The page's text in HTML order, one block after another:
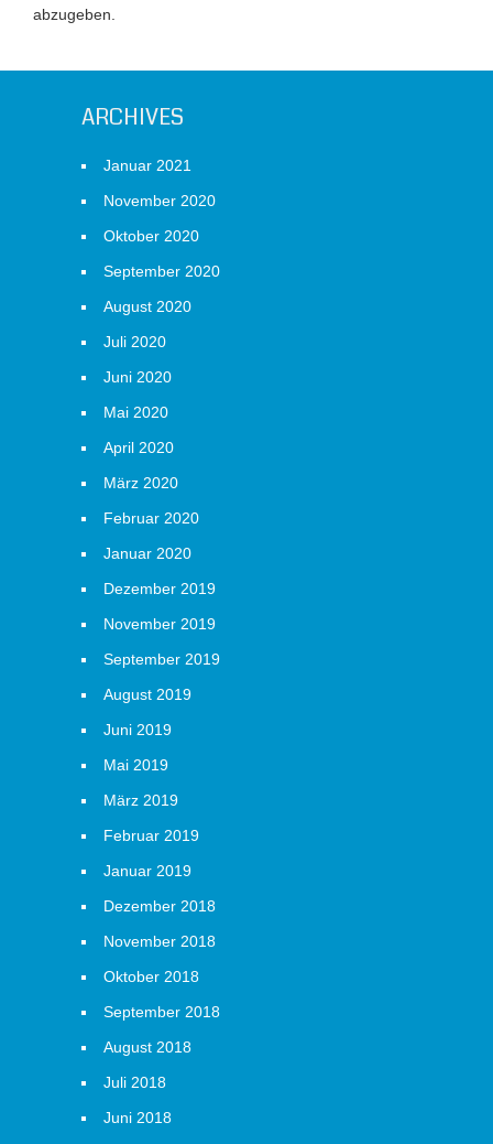
abzugeben.
ARCHIVES
Januar 2021
November 2020
Oktober 2020
September 2020
August 2020
Juli 2020
Juni 2020
Mai 2020
April 2020
März 2020
Februar 2020
Januar 2020
Dezember 2019
November 2019
September 2019
August 2019
Juni 2019
Mai 2019
März 2019
Februar 2019
Januar 2019
Dezember 2018
November 2018
Oktober 2018
September 2018
August 2018
Juli 2018
Juni 2018